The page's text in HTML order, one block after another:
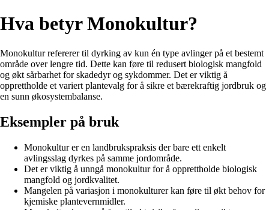
Hva betyr Monokultur?
Monokultur refererer til dyrking av kun én type avlinger på et bestemt
område over lengre tid. Dette kan føre til redusert biologisk mangfold
og økt sårbarhet for skadedyr og sykdommer. Det er viktig å
opprettholde et variert plantevalg for å sikre et bærekraftig jordbruk og
en sunn økosystembalanse.
Eksempler på bruk
Monokultur er en landbrukspraksis der bare ett enkelt
avlingsslag dyrkes på samme jordområde.
Det er viktig å unngå monokultur for å opprettholde biologisk
mangfold og jordkvalitet.
Mangelen på variasjon i monokulturer kan føre til økt behov for
kjemiske plantevernmidler.